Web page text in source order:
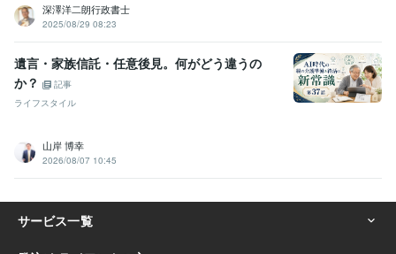
深澤洋二朗行政書士
2025/08/29 08:23
遺言・家族信託・任意後見。何がどう違うの
か？
記事
ライフスタイル
山岸 博幸
2026/08/07 10:45